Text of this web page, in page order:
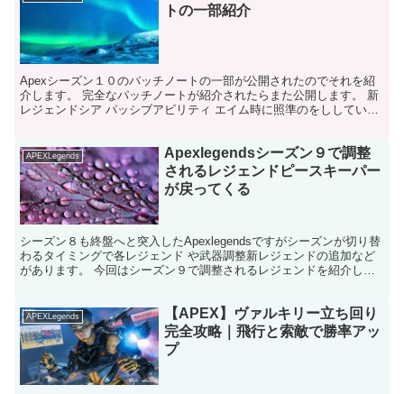
トの一部紹介
Apexシーズン１０のパッチノートの一部が公開されたのでそれを紹
介します。 完全なパッチノートが紹介されたらまた公開します。 新
レジェンドシア パッシブアビリティ エイム時に照準のをししている
APEXLegends
Apexlegendsシーズン９で調整
されるレジェンドピースキーパー
が戻ってくる
シーズン８も終盤へと突入したApexlegendsですがシーズンが切り替
わるタイミングで各レジェンド や武器調整新レジェンドの追加など
があります。 今回はシーズン９で調整されるレジェンドを紹介しま
APEXLegends
【APEX】ヴァルキリー立ち回り
完全攻略｜飛行と索敵で勝率アッ
プ